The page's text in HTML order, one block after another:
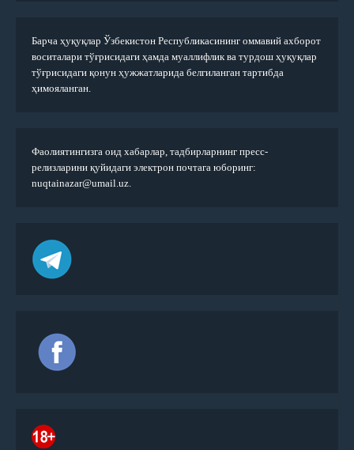
Барча ҳуқуқлар Ўзбекистон Республикасининг оммавий ахборот
воситалари тўғрисидаги ҳамда муаллифлик ва турдош ҳуқуқлар
тўғрисидаги қонун ҳужжатларида белгиланган тартибда
ҳимояланган.
Фаолиятингизга оид хабарлар, тадбирларнинг пресс-
релизларини қуйидаги электрон почтага юборинг:
nuqtainazar@umail.uz.